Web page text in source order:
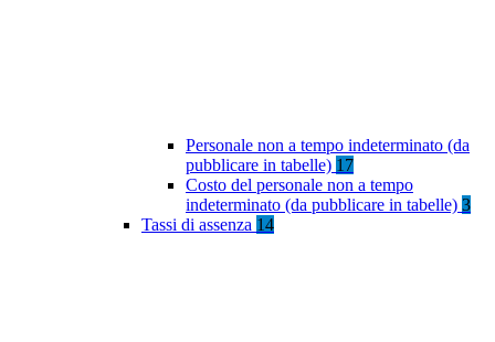
Personale non a tempo indeterminato (da
pubblicare in tabelle) 17
Costo del personale non a tempo
indeterminato (da pubblicare in tabelle) 3
Tassi di assenza 14